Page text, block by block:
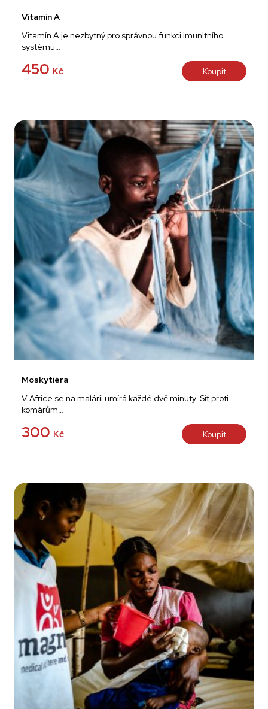
Vitamín A
450 Kč
Vitamín A je nezbytný pro správnou funkci imunitního
systému…
Koupit
Moskytiéra
300 Kč
V Africe se na malárii umírá každé dvě minuty. Síť proti
komárům…
Koupit